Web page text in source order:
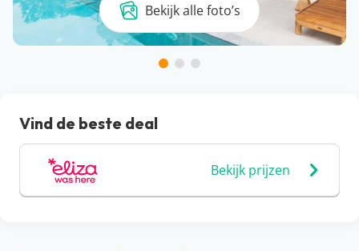
Bekijk alle foto’s
Vind de beste deal
Bekijk prijzen